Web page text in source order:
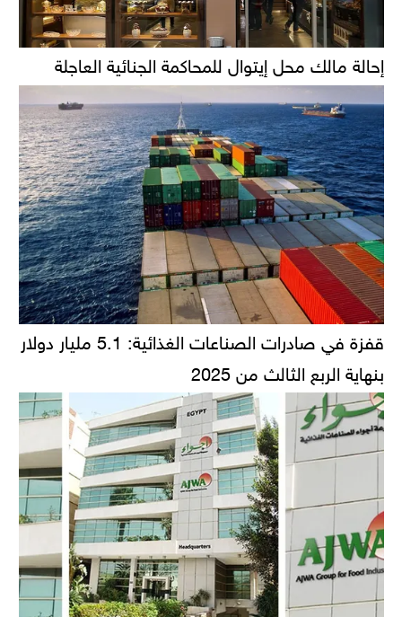
إحالة مالك محل إيتوال للمحاكمة الجنائية العاجلة
قفزة في صادرات الصناعات الغذائية: 5.1 مليار دولار
بنهاية الربع الثالث من 2025